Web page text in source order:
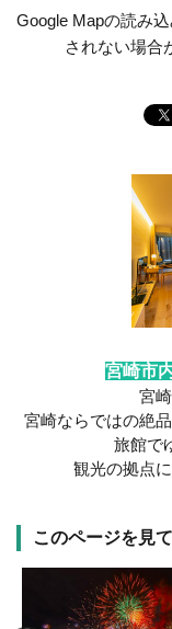
Google Mapの読み
されない場合
宮崎市
宮
宮崎ならではの絶
旅館で
観光の拠点
このページを見